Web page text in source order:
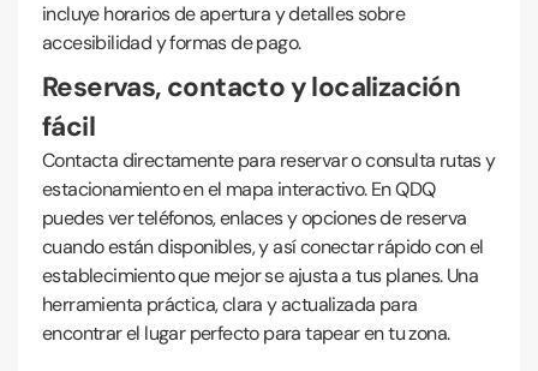
incluye horarios de apertura y detalles sobre
accesibilidad y formas de pago.
Reservas, contacto y localización
fácil
Contacta directamente para reservar o consulta rutas y
estacionamiento en el mapa interactivo. En QDQ
puedes ver teléfonos, enlaces y opciones de reserva
cuando están disponibles, y así conectar rápido con el
establecimiento que mejor se ajusta a tus planes. Una
herramienta práctica, clara y actualizada para
encontrar el lugar perfecto para tapear en tu zona.